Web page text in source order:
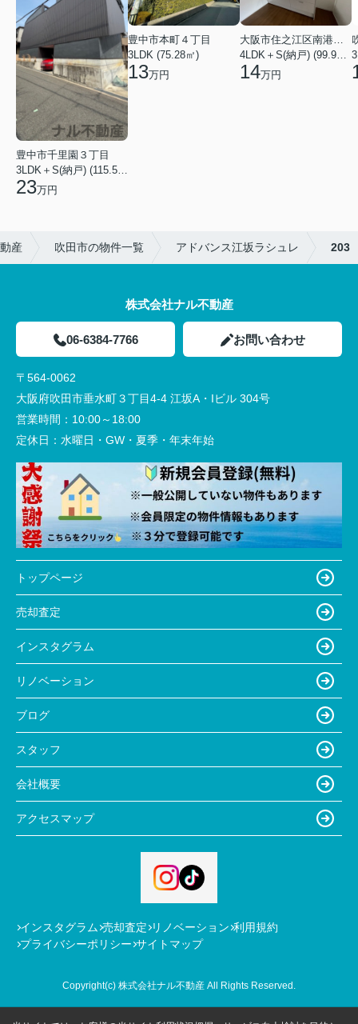
豊中市千里園３丁目
3LDK＋S(納戸) (115.57㎡)
23万円
豊中市本町４丁目
3LDK (75.28㎡)
13万円 14万円
産 吹田市の物件一覧 アドバンス江坂ラシュレ 203
株式会社ナル不動産
06-6384-7766 お問い合わせ
〒564-0062
大阪府吹田市垂水町３丁目4-4 江坂A・Iビル 304号
営業時間： 10:00～18:00
定休日： 水曜日・GW・夏季・年末年始
トップページ
売却査定
インスタグラム
リノベーション
ブログ
スタッフ
会社概要
アクセスマップ
インスタグラム 売却査定 リノベーション 利用規約
プライバシーポリシー サイトマップ
Copyright(c) 株式会社ナル不動産 All Rights Reserved.